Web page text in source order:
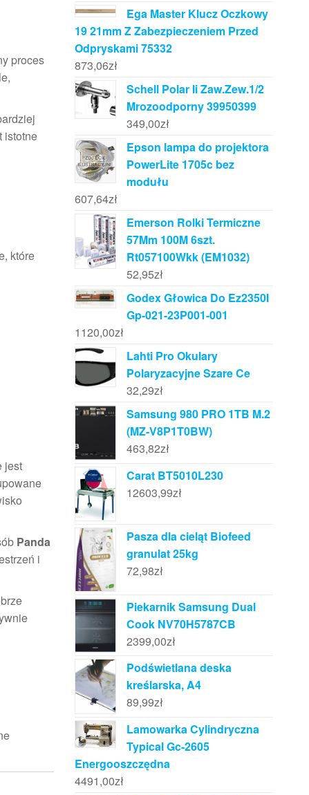
proces
istotne
które
jest
Panda
i
Ega Master Klucz Oczkowy
19 21mm Z Zabezpieczeniem Przed
Odpryskami 75332
873,06zł
Schell Polar Ii Zaw.Zew.1/2
Mrozoodporny 39950399
349,00zł
Epson lampa do projektora
PowerLite 1705c bez
modułu
607,64zł
Emerson Rolki Termiczne
57Mm 100M 6szt.
Rt057100Wkk (EM1032)
52,95zł
Godex Głowica Do Ez2350I
Gp-021-23P001-001
1120,00zł
Lahti Pro Okulary
Polaryzacyjne Szare Ce
32,29zł
Samsung 980 PRO 1TB M.2
(MZ-V8P1T0BW)
463,82zł
Carat BT5010L230
12603,99zł
Pasza dla cieląt Biofeed
granulat 25kg
72,98zł
Piekarnik Samsung Dual
Cook NV70H5787CB
2399,00zł
Podświetlana deska
kreślarska, A4
89,99zł
Lamowarka Cylindryczna
Typical Gc-2605
Energooszczędna
4491,00zł